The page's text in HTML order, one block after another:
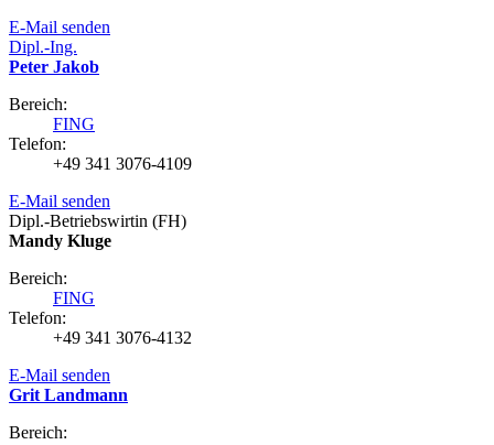
E-Mail senden
Dipl.-Ing.
Peter Jakob
Bereich:
FING
Telefon:
+49 341 3076-4109
E-Mail senden
Dipl.-Betriebswirtin (FH)
Mandy Kluge
Bereich:
FING
Telefon:
+49 341 3076-4132
E-Mail senden
Grit Landmann
Bereich: